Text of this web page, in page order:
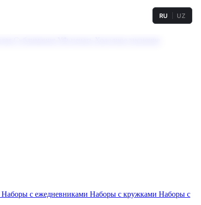
RU UZ
Наборы с ежедневниками Наборы с кружками Наборы с